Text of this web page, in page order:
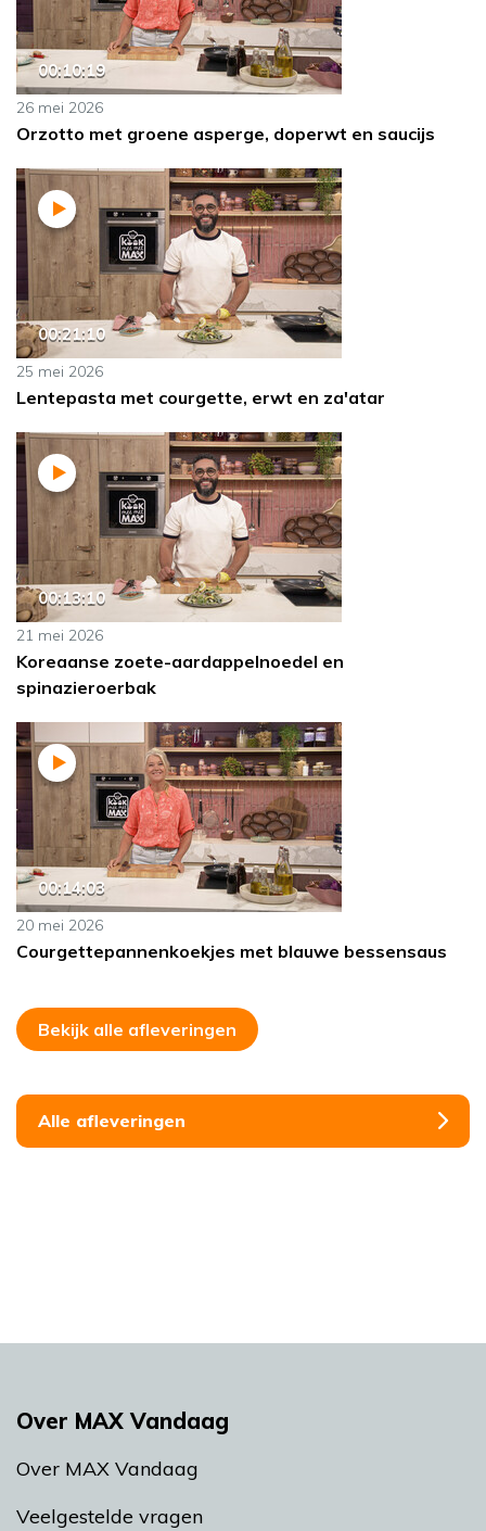
00:10:19
26 mei 2026
Orzotto met groene asperge, doperwt en saucijs
00:21:10
25 mei 2026
Lentepasta met courgette, erwt en za'atar
00:13:10
21 mei 2026
Koreaanse zoete-aardappelnoedel en
spinazieroerbak
00:14:03
20 mei 2026
Courgettepannenkoekjes met blauwe bessensaus
Bekijk alle afleveringen
Alle afleveringen
Over MAX Vandaag
Over MAX Vandaag
Veelgestelde vragen